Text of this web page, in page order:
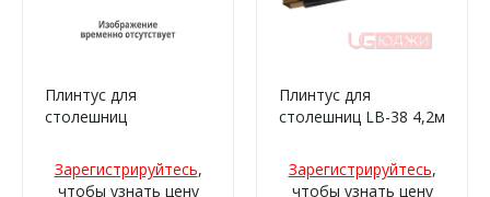
Плинтус для
столешниц
образный под 6мм,
3,0м А001 Алюминий
Зарегистрируйтесь,
чтобы узнать цену
Плинтус для
столешниц LB-38 4,2м
1м/309)
Зарегистрируйтесь,
чтобы узнать цену